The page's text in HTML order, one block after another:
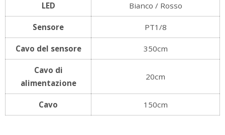
LED Bianco / Rosso
Sensore PT1/8
Cavo del sensore 350cm
Cavo di
alimentazione
20cm
Cavo 150cm